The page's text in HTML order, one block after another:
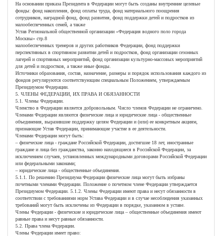
На основании приказа Президента в Федерации могут быть созданы внутренние целевые
фонды: фонд накопления, фонд оплаты труда, фонд материального поощрения
сотрудников, наградной фонд, фонд развития, фонд поддержки детей и подростков из
малообеспеченных семей, а также
Устав Региональной общественной организации «Федерация водного поло города
Москвы» стр.8
малообеспеченных тренеров и других работников Федерации, фонд поддержки
перспективных в спортивном развитии детей и подростков, фонд организации сезонных
лагерей и спортивных мероприятий, фонд организации культурно-массовых мероприятий
для детей и подростков, а также иные фонды.
Источники образования, состав, назначение, размеры и порядок использования каждого из
фондов регулируются соответствующим специальным Положением, утверждаемым
Президиумом Федерации.
5. ЧЛЕНЫ ФЕДЕРАЦИИ, ИХ ПРАВА И ОБЯЗАННОСТИ
5.1. Члены Федерации.
Членство в Федерации является добровольным. Число членов Федерации не ограничено.
Членами Федерации являются физические лица и юридические лица - общественные
объединения, выразившие поддержку целям Федерации и (или) ее конкретным акциям,
признающие Устав Федерации, принимающие участие в ее деятельности.
Членами Федерации могут быть:
– физические лица - граждане Российской Федерации, достигшие 18 лет, иностранные
граждане и лица без гражданства, законно находящиеся в Российской Федерации, за
исключением случаев, установленных международными договорами Российской Федерации
или федеральными законами;
– юридические лица - общественные объединения.
5.1.1. По решению Президиума Федерации физические лица могут быть избраны
почетными членами Федерации. Положение о почетном члене Федерации утверждается
Президиумом Федерации. 5.1.2. Члены Федерации имеют права и несут обязанности в
соответствии с требованиями норм Устава Федерации и в случае несоблюдения указанных
требований могут быть исключены из Федерации в порядке, указанном в уставе.
Члены Федерации - физические и юридические лица – общественные объединения имеют
равные права и несут равные обязанности.
5.2. Права члена Федерации.
Члены Федерации имеет право: